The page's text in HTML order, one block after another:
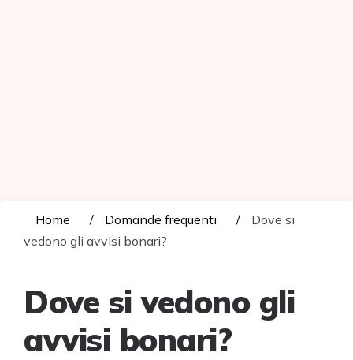
Home Domande frequenti
Dove si
vedono gli avvisi bonari?
Dove si vedono gli
avvisi bonari?